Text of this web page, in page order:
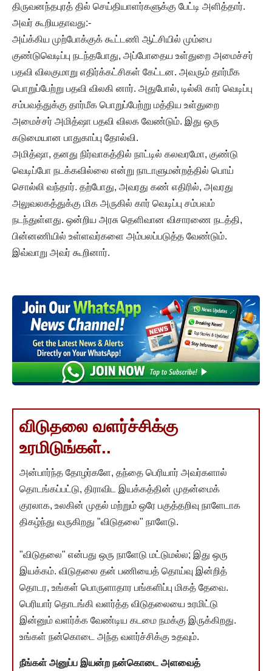
திருவனந்தபுரத் தில் செய்தியாளர்களுக்கு பேட்டி அளித்தார்.
அவர் கூறியதாவது:-
அய்க்கிய முற்போக்குக் கூட்டணி ஆட்சியில் மும்பை
குண்டுவெடிப்பு நடந்தபோது, அப்போதைய உள்துறை அமைச்சர்
பதவி விலகுமாறு எதிர்க்கட்சிகள் கேட்டன. அவரும் தார்மீக
பொறுப்பேற்று பதவி விலகி னார். அதுபோல், டில்லி கார் வெடிப்பு
சம்பவத்துக்கு தார்மீக பொறுப்பேற்று மத்திய உள்துறை
அமைச்சர் அமித்ஷா பதவி விலக வேண்டும். இது ஒரு
கடுமையான பாதுகாப்பு தோல்வி.
அமித்ஷா, தனது நிர்வாகத்தில் நாட்டில் கலவரமோ, குண்டு
வெடிப்போ நடக்கவில்லை என்று நாடாளுமன்றத்தில் பொய்
சொல்லி வந்தார். தற்போது, அவரது கண் எதிரில், அவரது
அலுவலகத்துக்கு மிக அருகில் கார் வெடிப்பு சம்பவம்
நடந்துள்ளது. ஒன்றிய அரசு தெளிவான விசாரணை நடத்தி,
பின்னணியில் உள்ளவர்களை அம்பலப்படுத்த வேண்டும்.
இவ்வாறு அவர் கூறினார்.
விடுதலை வளர்ச்சிக்கு
உரமிடுங்கள்..
அன்பார்ந்த தோழர்களே, தந்தை பெரியார் அவர்களால்
தொடங்கப்பட்டு, திராவிட இயக்கத்தின் முதன்மைக்
குரலாக, உலகின் முதல் மற்றும் ஒரே பகுத்தறிவு நாளேடாக
திகழ்ந்து வருகிறது "விடுதலை" நாளேடு.
"விடுதலை" என்பது ஒரு நாளேடு மட்டுமல்ல; இது ஒரு
இயக்கம். விடுதலை தன் பணியைத் தொய்வு இன்றித்
தொடர, உங்கள் பொருளாதார பங்களிப்பு மிகத் தேவை.
பெரியார் தொடங்கி வளர்த்த விடுதலையை உரமிட்டு
இன்னும் வளர்க்க வேண்டிய கடமை நமக்கு இருக்கிறது.
உங்கள் நன்கொடை அந்த வளர்ச்சிக்கு உதவும்.
நீங்கள் அனுப்ப இயன்ற நன்கொடை அளவைத்